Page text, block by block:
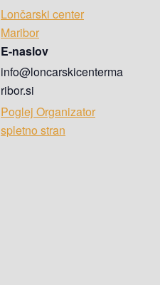
Lončarski center
Maribor
E-naslov
info@loncarskicenterma
ribor.si
Poglej Organizator
spletno stran